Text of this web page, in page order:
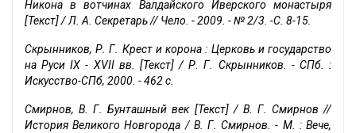
Никона в вотчинах Валдайского Иверского монастыря
[Текст] / Л. А. Секретарь // Чело. - 2009. - № 2/3. -С. 8-15.
Скрынников, Р. Г. Крест и корона : Церковь и государство
на Руси IX - XVII вв. [Текст] / Р. Г. Скрынников. - СПб. :
Искусство-СПб, 2000. - 462 с.
Смирнов, В. Г. Бунташный век [Текст] / В. Г. Смирнов //
История Великого Новгорода / В. Г. Смирнов. - М. : Вече,